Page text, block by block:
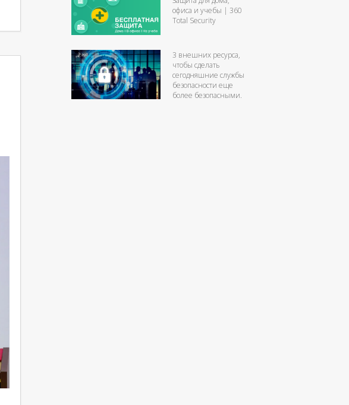
офиса и учебы | 360
Total Security
3 внешних ресурса,
чтобы сделать
сегодняшние службы
безопасности еще
более безопасными.